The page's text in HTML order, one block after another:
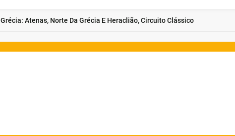
Grécia: Atenas, Norte Da Grécia E Heraclião, Circuito Clássico